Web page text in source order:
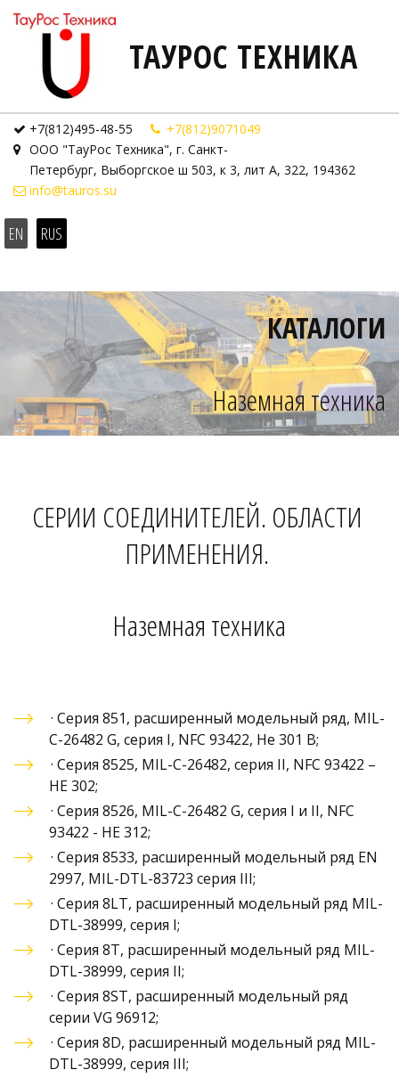
ТАУРОС ТЕХНИКА
+7(812)495-48-55
+7(812)9071049
ООО "ТауРос Техника", г. Санкт-
Петербург, Выборгское ш 503, к 3, лит А, 322, 194362
info@tauros.su
EN RUS
КАТАЛОГИ
Наземная техника
СЕРИИ СОЕДИНИТЕЛЕЙ. ОБЛАСТИ
ПРИМЕНЕНИЯ.­­­­­­­­
Наземная техника
· Серия 851, расширенный модельный ряд, MIL-
C-26482 G, серия I, NFC 93422, He 301 B;
· Серия 8525, MIL-C-26482, серия II, NFC 93422 –
HE 302;
· Серия 8526, MIL-C-26482 G, серия I и II, NFC
93422 - HE 312;
· Серия 8533, расширенный модельный ряд EN
2997, MIL-DTL-83723 серия III;
· Серия 8LT, расширенный модельный ряд MIL-
DTL-38999, серия I;
· Серия 8T, расширенный модельный ряд MIL-
DTL-38999, серия II;
· Серия 8ST, расширенный модельный ряд
серии VG 96912;
· Серия 8D, расширенный модельный ряд MIL-
DTL-38999, серия III;